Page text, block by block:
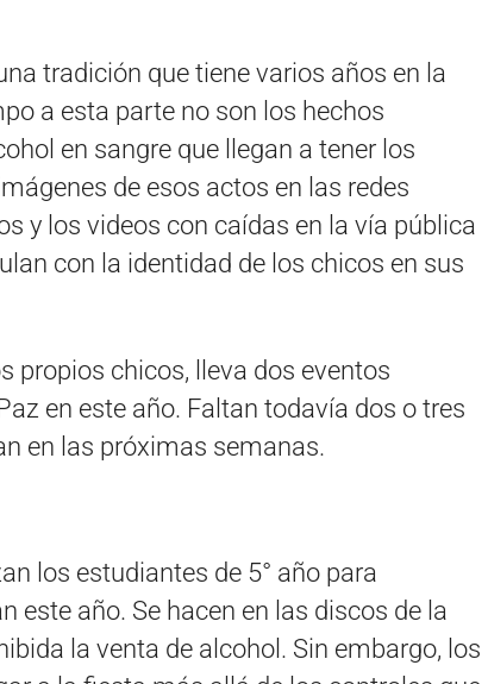
tradición que tiene varios años en la
a esta parte no son los hechos
en sangre que llegan a tener los
de esos actos en las redes
y los videos con caídas en la vía pública
con la identidad de los chicos en sus
propios chicos, lleva dos eventos
en este año. Faltan todavía dos o tres
en las próximas semanas.
los estudiantes de 5° año para
este año. Se hacen en las discos de la
la venta de alcohol. Sin embargo, los